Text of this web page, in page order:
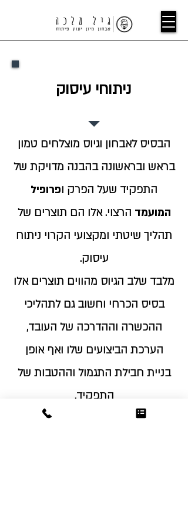
ניתוחי עיסוק
הבסיס לאבחון וגיוס מוצלחים טמון
בראש ובראשונה בהבנה מדויקת של
התפקיד שעל הפרק ופרופיל
המועמד הרצוי. אלו הם תוצרים של
תהליך שיטתי ומקצועי הקרוי ניתוח
עיסוק.
מלבד שלב הגיוס מהווים תוצרים אלו
בסיס הכרחי וחשוב גם לתהליכי
ההכשרה וההדרכה של העובד,
הערכת הביצועים שלו ואף אופן
בניית חבילת התגמול וההטבות של
התפקיד.
באפשרותי לבצע את ניתוחי העיסוק